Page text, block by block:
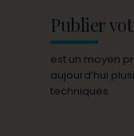
Publier
est un moyen
aujourd’hui
techniques.